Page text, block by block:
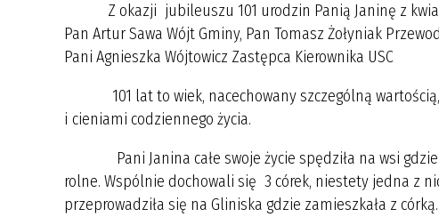
Z okazji jubileuszu 101 urodzin Panią Janinę z
Pan Artur Sawa Wójt Gminy, Pan Tomasz Żołyniak
Pani Agnieszka Wójtowicz Zastępca Kierownika USC
101 lat to wiek, nacechowany szczególną wartością,
i cieniami codziennego życia.
Pani Janina całe swoje życie spędziła na wsi gdzie
rolne. Wspólnie dochowali się 3 córek, niestety jedna z
przeprowadziła się na Gliniska gdzie zamieszkała z